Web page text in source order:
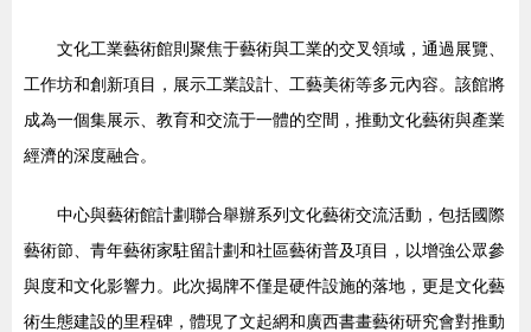
文化工業藝術館則聚焦于藝術與工業的交叉領域，通過展覽、
工作坊和創新項目，展示工業設計、工藝美術等多元內容。該館將
成為一個集展示、教育和交流于一體的空間，推動文化藝術與產業
經濟的深度融合。
中心與藝術館計劃聯合舉辦系列文化藝術交流活動，包括國際
藝術節、青年藝術家駐留計劃和社區藝術普及項目，以增強公眾參
與度和文化影響力。此次揭牌不僅是硬件設施的落地，更是文化藝
術生態建設的里程碑，體現了文起網和廣西書畫藝術研究會對推動